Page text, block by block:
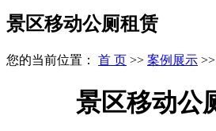
景区移动公厕租赁
您的当前位置： 首 页 >> 案例展示 >>
景区移动公